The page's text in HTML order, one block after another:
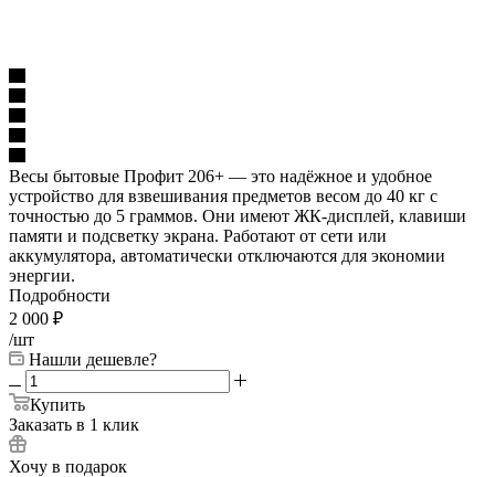
Весы бытовые Профит 206+ — это надёжное и удобное
устройство для взвешивания предметов весом до 40 кг с
точностью до 5 граммов. Они имеют ЖК-дисплей, клавиши
памяти и подсветку экрана. Работают от сети или
аккумулятора, автоматически отключаются для экономии
энергии.
Подробности
2 000 ₽
/шт
Нашли дешевле?
Купить
Заказать в 1 клик
Хочу в подарок